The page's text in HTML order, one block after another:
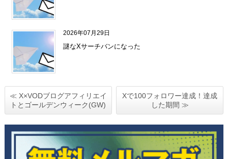
2026年07月29日
謎なXサーチバンになった
≪ X×VODブログアフィリエイ
トとゴールデンウィーク(GW)
Xで100フォロワー達成！達成
した期間 ≫